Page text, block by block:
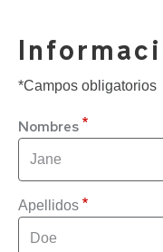
*Campos obligatorios
Nombres
Apellidos